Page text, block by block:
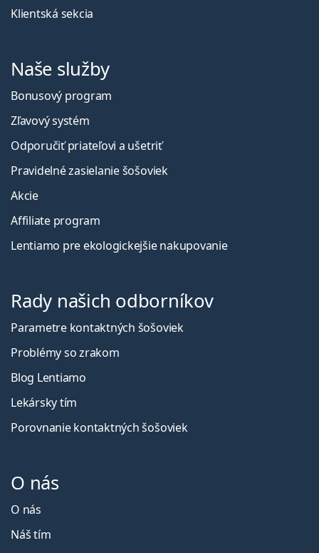
Klientská sekcia
Naše služby
Bonusový program
Zľavový systém
Odporučiť priateľovi a ušetriť
Pravidelné zasielanie šošoviek
Akcie
Affiliate program
Lentiamo pre ekologickejšie nakupovanie
Rady našich odborníkov
Parametre kontaktných šošoviek
Problémy so zrakom
Blog Lentiamo
Lekársky tím
Porovnanie kontaktných šošoviek
O nás
O nás
Náš tím